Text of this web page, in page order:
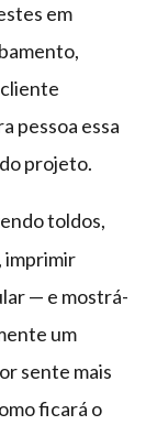
em
pessoa essa
projeto.
toldos,
imprimir
— e mostrá-
um
sente mais
ficará o